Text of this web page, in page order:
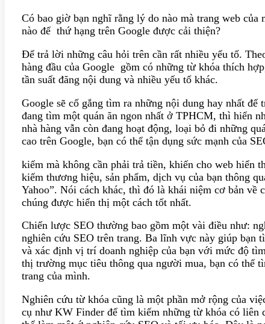
Có bao giờ bạn nghĩ rằng lý do nào mà trang web
nào để thứ hạng trên Google được cải thiện?
Để trả lời những câu hỏi trên cần rất nhiều yếu tố.
hàng đầu của Google gồm có những từ khóa thích
tần suất đăng nội dung và nhiều yếu tố khác.
Google sẽ cố gắng tìm ra những nội dung hay nhất
đang tìm một quán ăn ngon nhất ở TPHCM, thì hiển
nhà hàng vẫn còn đang hoạt động, loại bỏ đi những
cao trên Google, bạn có thể tận dụng sức mạnh của
kiếm mà không cần phải trả tiền, khiến cho web hiển
kiếm thương hiệu, sản phẩm, dịch vụ của bạn thông
Yahoo”. Nói cách khác, thì đó là khái niệm cơ bản về
chúng được hiển thị một cách tốt nhất.
Chiến lược SEO thường bao gồm một vài điều như:
nghiên cứu SEO trên trang. Ba lĩnh vực này giúp bạn
và xác định vị trí doanh nghiệp của bạn với mức độ
thị trường mục tiêu thông qua người mua, bạn có thể
trang của mình.
Nghiên cứu từ khóa cũng là một phần mở rộng của
cụ như KW Finder để tìm kiếm những từ khóa có liên